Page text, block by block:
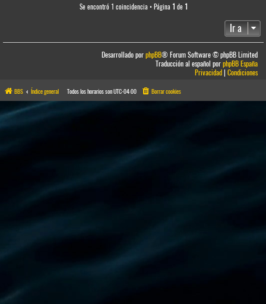
Se encontró 1 coincidencia • Página 1 de 1
Ir a
Desarrollado porphpBB® Forum Software © phpBB Limited
Traducción al español porphpBB España
Privacidad|Condiciones
BBS Índice general Todos los horarios sonUTC-04:00 Borrar cookies